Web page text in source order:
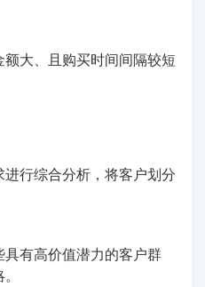
大、且购买时间间隔较短
行综合分析，将客户划分
有高价值潜力的客户群